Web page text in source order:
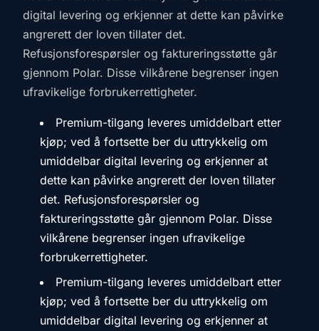
digital levering og erkjenner at dette kan påvirke
angrerett der loven tillater det.
Refusjonsforespørsler og faktureringsstøtte går
gjennom Polar. Disse vilkårene begrenser ingen
ufravikelige forbrukerrettigheter.
Premium-tilgang leveres umiddelbart etter
kjøp; ved å fortsette ber du uttrykkelig om
umiddelbar digital levering og erkjenner at
dette kan påvirke angrerett der loven tillater
det. Refusjonsforespørsler og
faktureringsstøtte går gjennom Polar. Disse
vilkårene begrenser ingen ufravikelige
forbrukerrettigheter.
Premium-tilgang leveres umiddelbart etter
kjøp; ved å fortsette ber du uttrykkelig om
umiddelbar digital levering og erkjenner at